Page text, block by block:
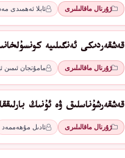
ژۇرنال ماقالىلىرى ئابلا ئەھمىدى
قەشقەردىكى ئەنگىلىيە
ژۇرنال ماقالىلىرى مامۇتجان ئىمىن
قەشقەرشۇناسلىق ۋە ئۇنىڭ
ژۇرنال ماقالىلىرى ئادىل مۇھەممەد